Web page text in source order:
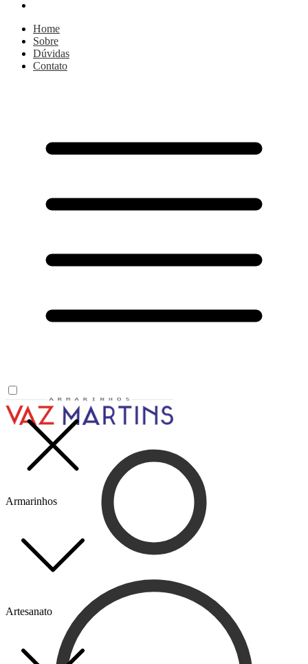
Home
Sobre
Dúvidas
Contato
Armarinhos
Artesanato